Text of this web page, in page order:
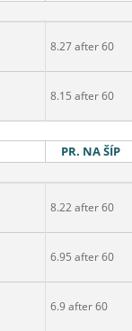
8.27 after 60
8.15 after 60
PR. NA ŠÍP
8.22 after 60
6.95 after 60
6.9 after 60